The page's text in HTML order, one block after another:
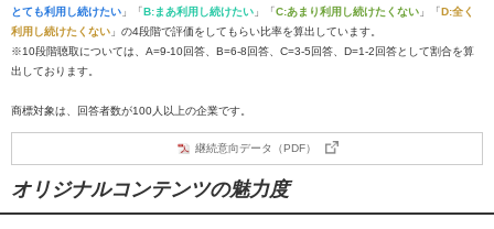
とても利用し続けたい 」「B:まあ利用し続けたい 」「C:あまり利用し続けたくない 」「D:全く
利用し続けたくない 」の4段階で評価をしてもらい比率を算出しています。
※10段階聴取については、A=9-10回答、B=6-8回答、C=3-5回答、D=1-2回答として割合を算
出しております。
商標対象は、回答者数が100人以上の企業です。
継続意向データ（PDF）
オリジナルコンテンツの魅力度